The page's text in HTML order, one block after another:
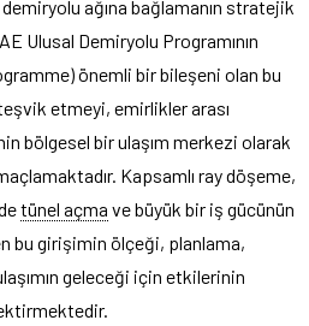
ağına bağlamanın stratejik
Ulusal Demiryolu Programının
önemli bir bileşeni olan bu
etmeyi, emirlikler arası
bölgesel bir ulaşım merkezi olarak
Kapsamlı ray döşeme,
tünel açma ve büyük bir iş gücünün
bu girişimin ölçeği, planlama,
geleceği için etkilerinin